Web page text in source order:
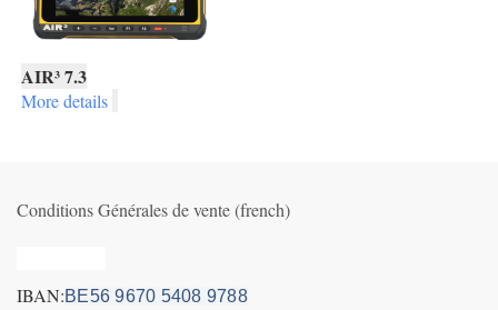
AIR³ 7.3
More details
Conditions Générales de vente (french)
IBAN:BE56 9670 5408 9788